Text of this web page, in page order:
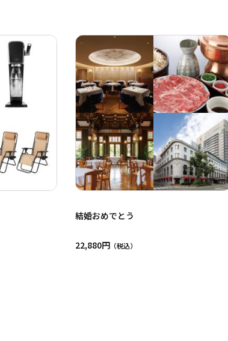
結婚おめでとう
22,880円